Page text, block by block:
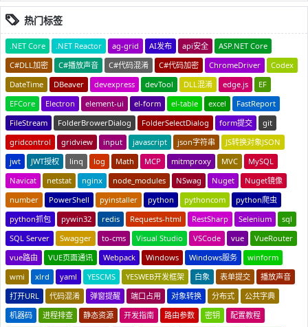
热门标签
.NET Core .NET Reactor ag-grid AI发布 api安全
ASP.NET Core
C#DLL加密
C#播放声音 C#代码混淆 C#代码加密 ChromeDriver
Codex
DateTime
DBeaver devexpress devTool DLL混淆 edge.js
EF
EFCore
Electron element-ui el-form el-table excel
FastReport
FileStream
FolderBrowerDialog FolderSelectDialog form提交
git
gridcontrol
gridview input javascript json字符串
JS转换对象JSON
jwt
JWT授权 linq log Math MCP mitmproxy MVC
MySQL
Navicat
netstat nginx node_modules NSwag Nuget
Nuget镜像
number
PowerShell pyinstaller python pythoncom
python爬虫
python抓包
pywin32 redis Requests-html RestSharp Selenium
sql
SQL Server
Swagger to-cms Visual Studio VSCode vue
VueRouter
vue路由
VUE页面通讯 Webpack Windows Windows服务
winform
wmi
xlrd yaml YESCMS YESWEB开发框架 白象 表单提交
播放声音
打开URL
代码混淆 弹窗提醒 端口占用 对象转换 分布式
公共字典
机器码
进程排查 静态资源 开发指南 路由参数 密钥
配置教程